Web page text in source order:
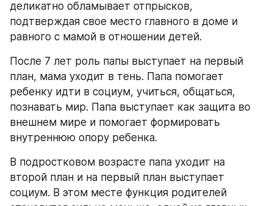
деликатно обламывает отпрысков,
подтверждая свое место главного в доме и
равного с мамой в отношении детей.
После 7 лет роль папы выступает на первый
план, мама уходит в тень. Папа помогает
ребенку идти в социум, учиться, общаться,
познавать мир. Папа выступает как защита во
внешнем мире и помогает формировать
внутреннюю опору ребенка.
В подростковом возрасте папа уходит на
второй план и на первый план выступает
социум. В этом месте функция родителей